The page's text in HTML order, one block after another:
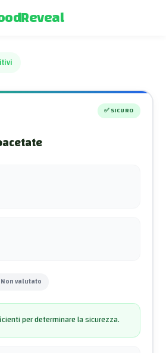
✅SICURO
Non valutato
per determinare la sicurezza.